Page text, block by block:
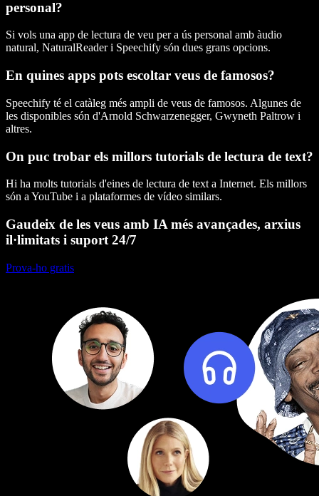
personal?
Si vols una app de lectura de veu per a ús personal amb àudio
natural, NaturalReader i Speechify són dues grans opcions.
En quines apps pots escoltar veus de famosos?
Speechify té el catàleg més ampli de veus de famosos. Algunes de
les disponibles són d'Arnold Schwarzenegger, Gwyneth Paltrow i
altres.
On puc trobar els millors tutorials de lectura de text?
Hi ha molts tutorials d'eines de lectura de text a Internet. Els millors
són a YouTube i a plataformes de vídeo similars.
Gaudeix de les veus amb IA més avançades, arxius
il·limitats i suport 24/7
Prova-ho gratis